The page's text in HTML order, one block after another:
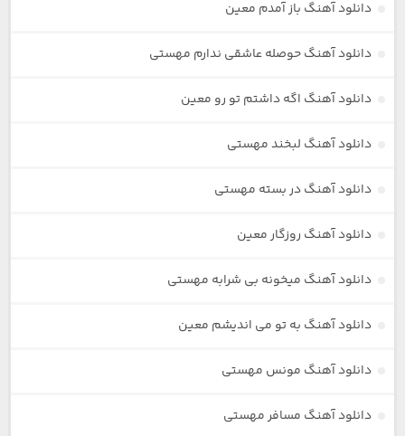
دانلود آهنگ باز آمدم معین
دانلود آهنگ حوصله عاشقی ندارم مهستی
دانلود آهنگ اگه داشتم تو رو معین
دانلود آهنگ لبخند مهستی
دانلود آهنگ در بسته مهستی
دانلود آهنگ روزگار معین
دانلود آهنگ میخونه بی شرابه مهستی
دانلود آهنگ به تو می اندیشم معین
دانلود آهنگ مونس مهستی
دانلود آهنگ مسافر مهستی